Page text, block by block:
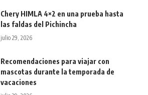
Chery HIMLA 4×2 en una prueba hasta
las faldas del Pichincha
julio 29, 2026
Recomendaciones para viajar con
mascotas durante la temporada de
vacaciones